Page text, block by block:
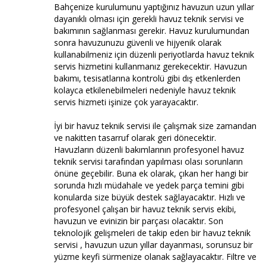
Bahçenize kurulumunu yaptığınız havuzun uzun yıllar
dayanıklı olması için gerekli havuz teknik servisi ve
bakımının sağlanması gerekir. Havuz kurulumundan
sonra havuzunuzu güvenli ve hijyenik olarak
kullanabilmeniz için düzenli periyotlarda havuz teknik
servis hizmetini kullanmanız gerekecektir. Havuzun
bakımı, tesisatlarına kontrolü gibi dış etkenlerden
kolayca etkilenebilmeleri nedeniyle havuz teknik
servis hizmeti işinize çok yarayacaktır.
İyi bir havuz teknik servisi ile çalışmak size zamandan
ve nakitten tasarruf olarak geri dönecektir.
Havuzların düzenli bakımlarının profesyonel havuz
teknik servisi tarafından yapılması olası sorunların
önüne geçebilir. Buna ek olarak, çıkan her hangi bir
sorunda hızlı müdahale ve yedek parça temini gibi
konularda size büyük destek sağlayacaktır. Hızlı ve
profesyonel çalışan bir havuz teknik servis ekibi,
havuzun ve evinizin bir parçası olacaktır. Son
teknolojik gelişmeleri de takip eden bir havuz teknik
servisi , havuzun uzun yıllar dayanması, sorunsuz bir
yüzme keyfi sürmenize olanak sağlayacaktır. Filtre ve